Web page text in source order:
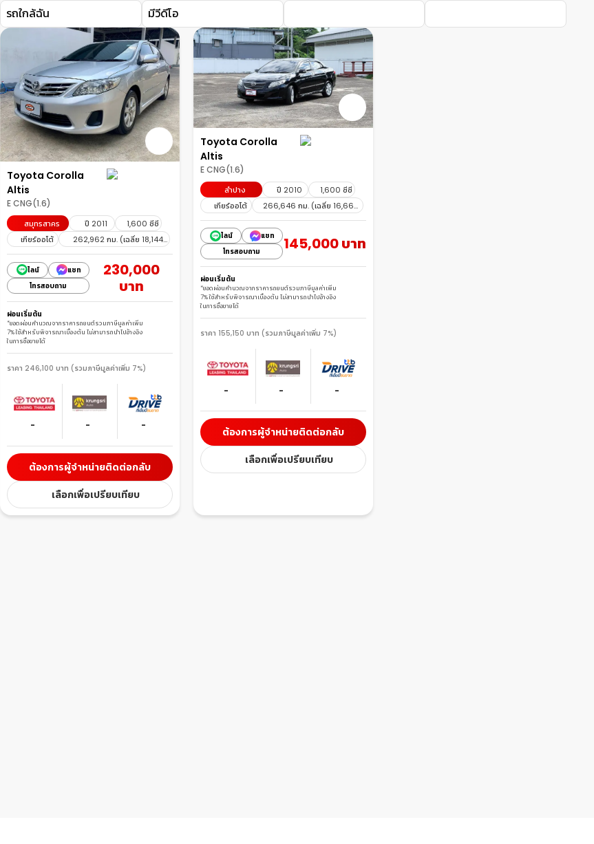
รถใกล้ฉัน มีวีดีโอ
Toyota Corolla
Altis
E CNG(1.6)
สมุทรสาคร ปี 2011
1,600 ซีซี
เกียร์ออโต้
262,962 กม. (เฉลี่ย 18,144
กม./ปี)
ไลน์
แชท
โทรสอบถาม
230,000
บาท
ผ่อนเริ่มต้น
*ยอดผ่อนคำนวณจากราคารถยนต์รวมภาษีมูลค่าเพิ่ม
7% ใช้สำหรับพิจารณาเบื้องต้น ไม่สามารถนำไปอ้างอิง
ในการซื้อขายได้
ราคา 246,100 บาท (รวมภาษีมูลค่าเพิ่ม 7%)
- - -
ต้องการผู้จำหน่ายติดต่อกลับ
เลือกเพื่อเปรียบเทียบ
Toyota Corolla
Altis
E CNG(1.6)
ลำปาง ปี 2010
1,600 ซีซี
เกียร์ออโต้
266,646 กม. (เฉลี่ย 16,660
กม./ปี)
ไลน์
แชท
โทรสอบถาม
145,000 บาท
ผ่อนเริ่มต้น
*ยอดผ่อนคำนวณจากราคารถยนต์รวมภาษีมูลค่าเพิ่ม
7% ใช้สำหรับพิจารณาเบื้องต้น ไม่สามารถนำไปอ้างอิง
ในการซื้อขายได้
ราคา 155,150 บาท (รวมภาษีมูลค่าเพิ่ม 7%)
- - -
ต้องการผู้จำหน่ายติดต่อกลับ
เลือกเพื่อเปรียบเทียบ